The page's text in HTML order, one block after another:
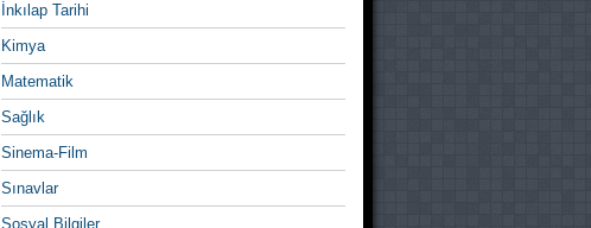
İnkılap Tarihi
Kimya
Matematik
Sağlık
Sinema-Film
Sınavlar
Sosyal Bilgiler